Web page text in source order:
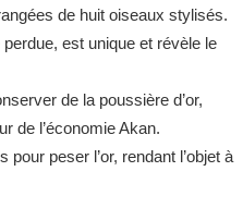
de huit oiseaux stylisés.
est unique et révèle le
de la poussière d’or,
de l’économie Akan.
peser l’or, rendant l’objet à